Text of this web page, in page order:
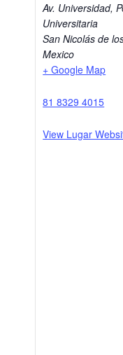
Av. Universidad,
Universitaria
San Nicolás de
Mexico
+ Google Map
81 8329 4015
View Lugar